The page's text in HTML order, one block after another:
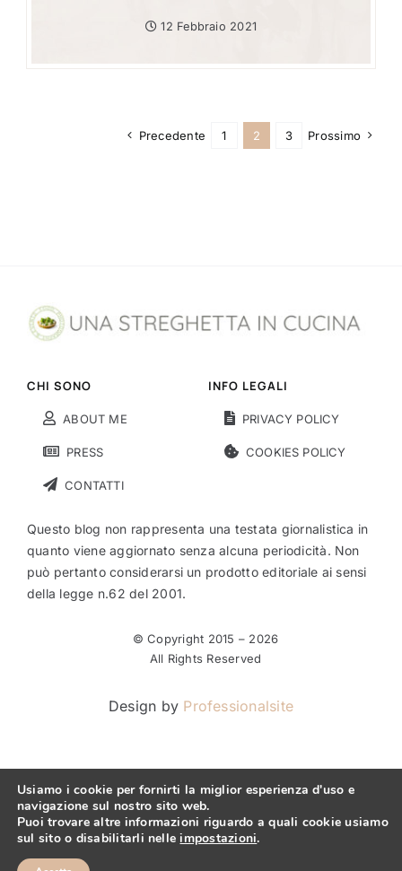
12 Febbraio 2021
Precedente 1 2 3 Prossimo
CHI SONO
ABOUT ME
PRESS
CONTATTI
INFO LEGALI
PRIVACY POLICY
COOKIES POLICY
Questo blog non rappresenta una testata giornalistica in
quanto viene aggiornato senza alcuna periodicità. Non
può pertanto considerarsi un prodotto editoriale ai sensi
della legge n.62 del 2001.
© Copyright 2015 – 2026
All Rights Reserved
Design by Professionalsite
Usiamo i cookie per fornirti la miglior esperienza d'uso e
navigazione sul nostro sito web.
Puoi trovare altre informazioni riguardo a quali cookie usiamo
sul sito o disabilitarli nelleimpostazioni.